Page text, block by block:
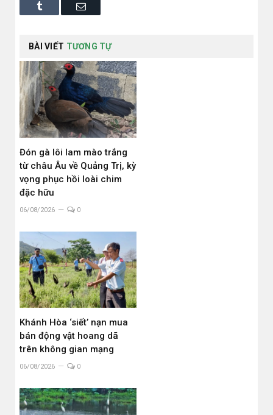
Tumblr Email
BÀI VIẾT TƯƠNG TỰ
Đón gà lôi lam mào trắng
từ châu Âu về Quảng Trị, kỳ
vọng phục hồi loài chim
đặc hữu
06/08/2026 0
Khánh Hòa ‘siết’ nạn mua
bán động vật hoang dã
trên không gian mạng
06/08/2026 0